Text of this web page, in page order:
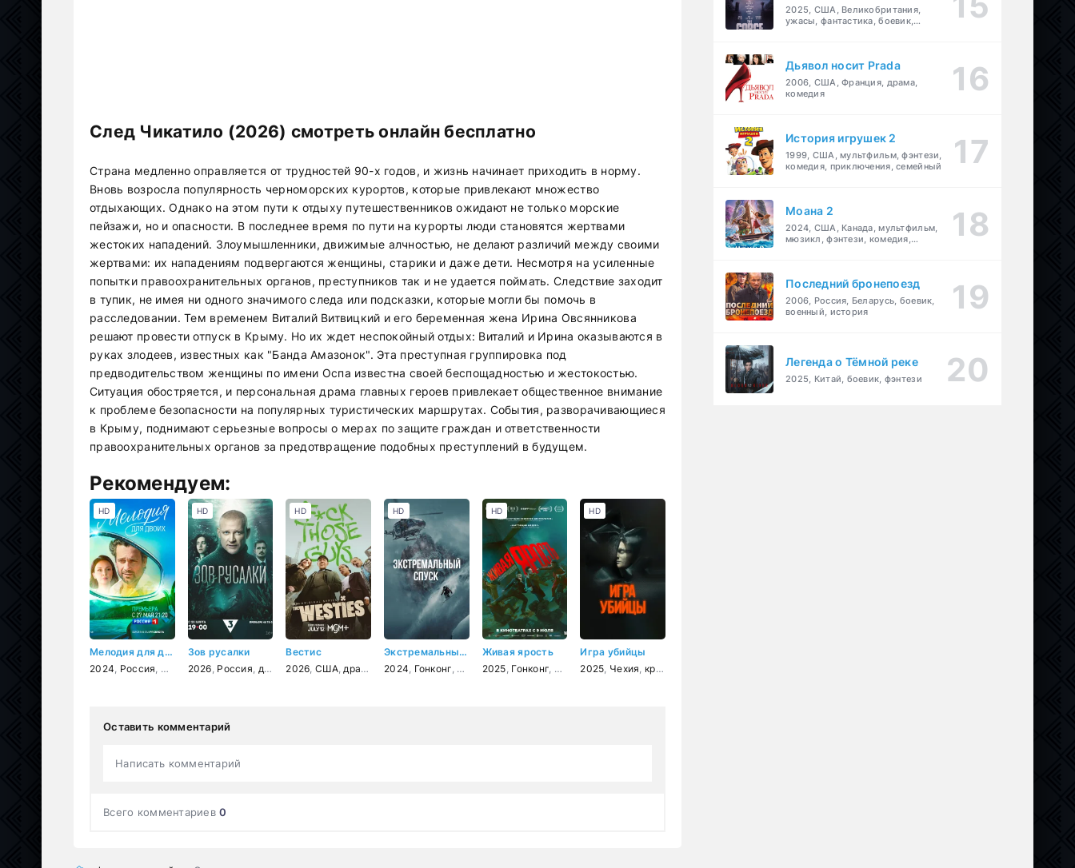
След Чикатило (2026) смотреть онлайн бесплатно
Страна медленно оправляется от трудностей 90-х годов, и жизнь начинает приходить в норму.
Вновь возросла популярность черноморских курортов, которые привлекают множество
отдыхающих. Однако на этом пути к отдыху путешественников ожидают не только морские
пейзажи, но и опасности. В последнее время по пути на курорты люди становятся жертвами
жестоких нападений. Злоумышленники, движимые алчностью, не делают различий между своими
жертвами: их нападениям подвергаются женщины, старики и даже дети. Несмотря на усиленные
попытки правоохранительных органов, преступников так и не удается поймать. Следствие заходит
в тупик, не имея ни одного значимого следа или подсказки, которые могли бы помочь в
расследовании. Тем временем Виталий Витвицкий и его беременная жена Ирина Овсянникова
решают провести отпуск в Крыму. Но их ждет неспокойный отдых: Виталий и Ирина оказываются в
руках злодеев, известных как "Банда Амазонок". Эта преступная группировка под
предводительством женщины по имени Оспа известна своей беспощадностью и жестокостью.
Ситуация обостряется, и персональная драма главных героев привлекает общественное внимание
к проблеме безопасности на популярных туристических маршрутах. События, разворачивающиеся
в Крыму, поднимают серьезные вопросы о мерах по защите граждан и ответственности
правоохранительных органов за предотвращение подобных преступлений в будущем.
Рекомендуем:
Мелодия для двоих
2024 Россия мелодрама
HD
Зов русалки
2026 Россия детектив
HD
Вестис
2026 США, драма криминал
HD
Экстремальный спуск
2024 Гонконг документальный
HD
Живая ярость
2025 Гонконг боевик,криминал
HD
Игра убийцы
2025 Чехия криминал
HD
Оставить комментарий
Написать комментарий
Всего комментариев0
2025, США, Великобритания,
ужасы, фантастика, боевик,
Дьявол носит Prada
2006, США, Франция, драма,
комедия
История игрушек 2
1999, США, мультфильм, фэнтези,
комедия, приключения, семейный
Моана 2
2024, США, Канада, мультфильм,
мюзикл, фэнтези, комедия,
Последний бронепоезд
2006, Россия, Беларусь, боевик,
военный, история
Легенда о Тёмной реке
2025, Китай, боевик, фэнтези